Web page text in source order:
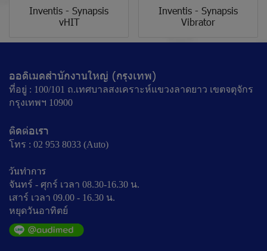
Inventis - Synapsis
vHIT
Inventis - Synapsis
Vibrator
ออดิเมดสำนักงานใหญ่ (กรุงเทพ)
ที่อยู่ : 100/101 ถ.เทศบาลสงเคราะห์แขวงลาดยาว เขตจตุจักร
กรุงเทพฯ 10900
ติดต่อเรา
โทร : 02 953 8033 (Auto)
วันทำการ
จันทร์ - ศุกร์ เวลา 08.30-16.30 น.
เสาร์ เวลา 09.00 - 16.30 น.
หยุดวันอาทิตย์